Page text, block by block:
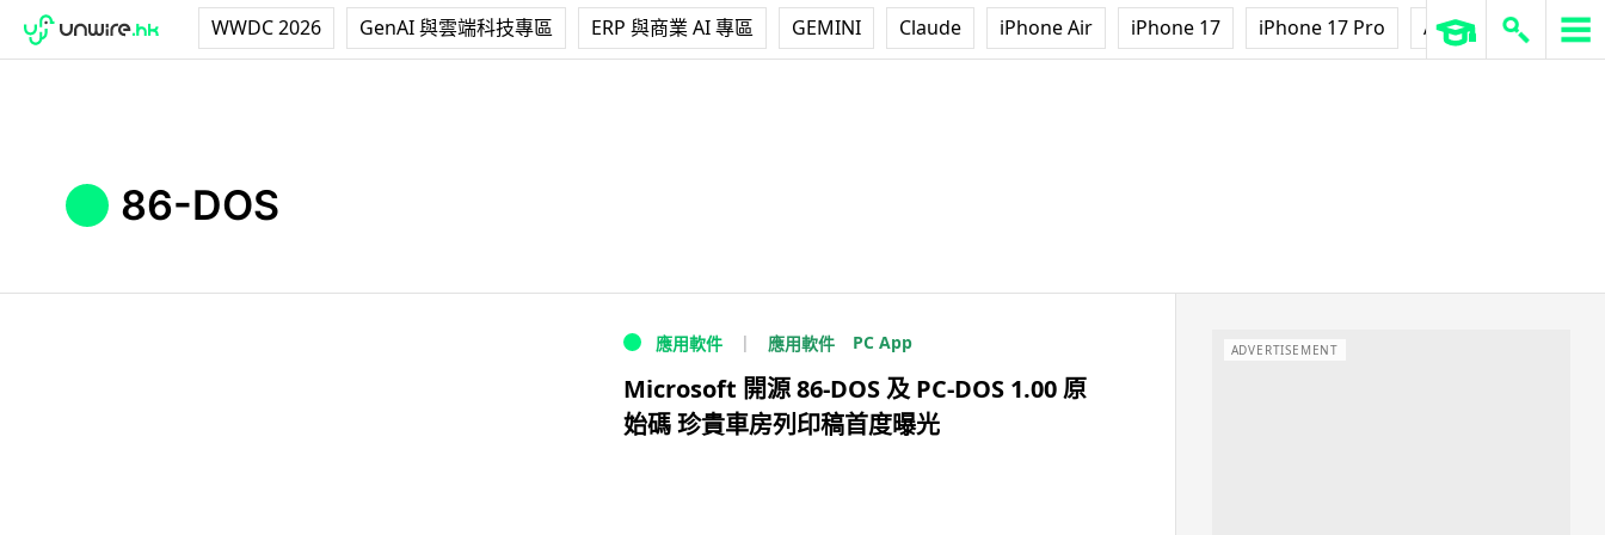
WWDC 2026 GenAI 與雲端科技專區 ERP 與商業 AI 專區 GEMINI Claude iPhone Air iPhone 17 iPhone 17 Pro AirPods Pro 3
86-DOS
應用軟件 應用軟件 PC App
Microsoft 開源 86-DOS 及 PC-DOS 1.00 原
始碼 珍貴車房列印稿首度曝光
ADVERTISEMENT